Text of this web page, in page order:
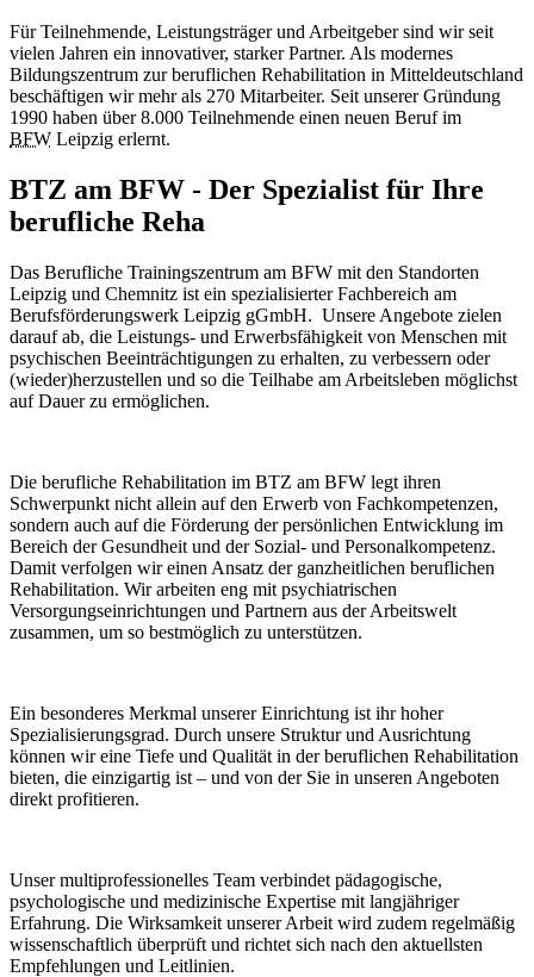
Für Teilnehmende, Leistungsträger und Arbeitgeber sind wir seit
vielen Jahren ein innovativer, starker Partner. Als modernes
Bildungszentrum zur beruflichen Rehabilitation in Mitteldeutschland
beschäftigen wir mehr als 270 Mitarbeiter. Seit unserer Gründung
1990 haben über 8.000 Teilnehmende einen neuen Beruf im
BFW Leipzig erlernt.
BTZ am BFW - Der Spezialist für Ihre
berufliche Reha
Das Berufliche Trainingszentrum am BFW mit den Standorten
Leipzig und Chemnitz ist ein spezialisierter Fachbereich am
Berufsförderungswerk Leipzig gGmbH. Unsere Angebote zielen
darauf ab, die Leistungs- und Erwerbsfähigkeit von Menschen mit
psychischen Beeinträchtigungen zu erhalten, zu verbessern oder
(wieder)herzustellen und so die Teilhabe am Arbeitsleben möglichst
auf Dauer zu ermöglichen.
Die berufliche Rehabilitation im BTZ am BFW legt ihren
Schwerpunkt nicht allein auf den Erwerb von Fachkompetenzen,
sondern auch auf die Förderung der persönlichen Entwicklung im
Bereich der Gesundheit und der Sozial- und Personalkompetenz.
Damit verfolgen wir einen Ansatz der ganzheitlichen beruflichen
Rehabilitation. Wir arbeiten eng mit psychiatrischen
Versorgungseinrichtungen und Partnern aus der Arbeitswelt
zusammen, um so bestmöglich zu unterstützen.
Ein besonderes Merkmal unserer Einrichtung ist ihr hoher
Spezialisierungsgrad. Durch unsere Struktur und Ausrichtung
können wir eine Tiefe und Qualität in der beruflichen Rehabilitation
bieten, die einzigartig ist – und von der Sie in unseren Angeboten
direkt profitieren.
Unser multiprofessionelles Team verbindet pädagogische,
psychologische und medizinische Expertise mit langjähriger
Erfahrung. Die Wirksamkeit unserer Arbeit wird zudem regelmäßig
wissenschaftlich überprüft und richtet sich nach den aktuellsten
Empfehlungen und Leitlinien.